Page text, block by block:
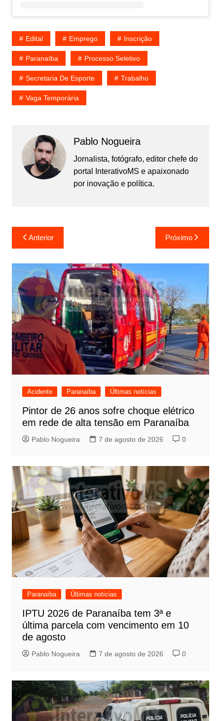
Edital Emprego Inscrição
Paranaíba Processo Seletivo
Secretaria De Esporte Trabalho
Vaga Temporária
Pablo Nogueira
Jornalista, fotógrafo, editor chefe do
portal InterativoMS e apaixonado
por inovação e política.
Navegação
de
Post
Anterior Próximo
Acidente Paranaíba Últimas notícias
Pintor de 26 anos sofre choque elétrico
em rede de alta tensão em Paranaíba
Pablo Nogueira 7 de agosto de 2026 0
Paranaíba Últimas notícias
IPTU 2026 de Paranaíba tem 3ª e
última parcela com vencimento em 10
de agosto
Pablo Nogueira 7 de agosto de 2026 0